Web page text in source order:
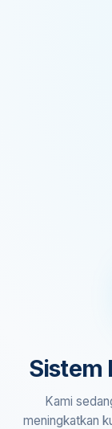
Sistem
Kami
meningkatkan